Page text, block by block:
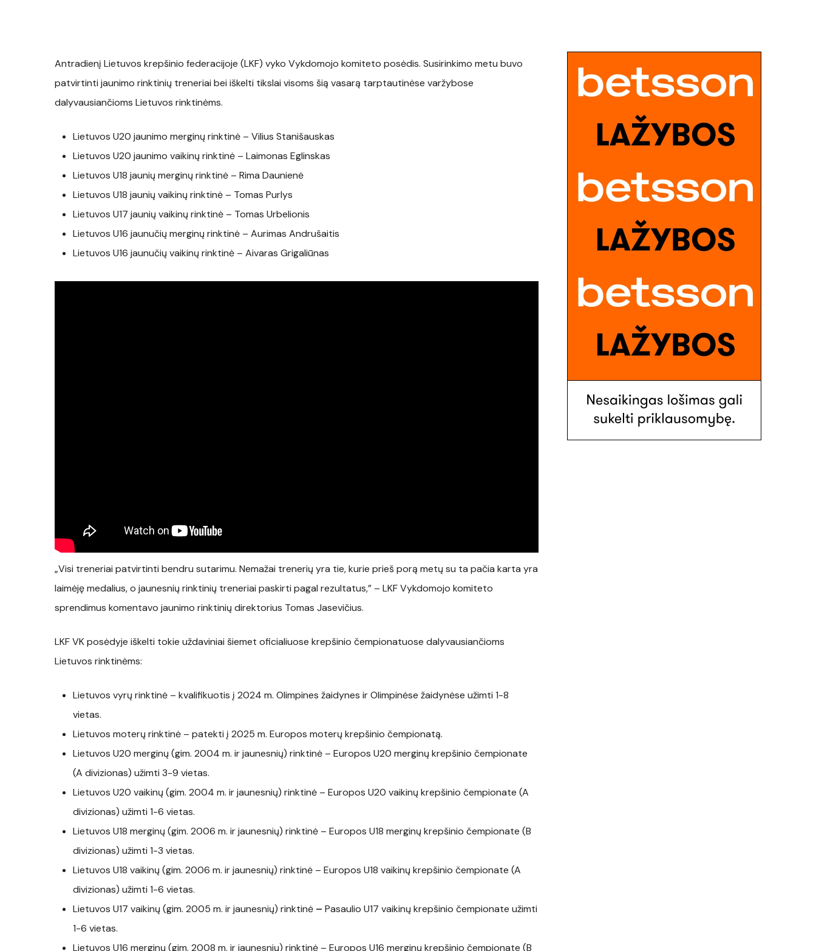
Antradienį Lietuvos krepšinio federacijoje (LKF) vyko Vykdomojo komiteto posėdis. Susirinkimo metu buvo
patvirtinti jaunimo rinktinių treneriai bei iškelti tikslai visoms šią vasarą tarptautinėse varžybose
dalyvausiančioms Lietuvos rinktinėms.
Lietuvos U20 jaunimo merginų rinktinė – Vilius Stanišauskas
Lietuvos U20 jaunimo vaikinų rinktinė – Laimonas Eglinskas
Lietuvos U18 jaunių merginų rinktinė – Rima Daunienė
Lietuvos U18 jaunių vaikinų rinktinė – Tomas Purlys
Lietuvos U17 jaunių vaikinų rinktinė – Tomas Urbelionis
Lietuvos U16 jaunučių merginų rinktinė – Aurimas Andrušaitis
Lietuvos U16 jaunučių vaikinų rinktinė – Aivaras Grigaliūnas
„Visi treneriai patvirtinti bendru sutarimu. Nemažai trenerių yra tie, kurie prieš porą metų su ta pačia karta yra
laimėję medalius, o jaunesnių rinktinių treneriai paskirti pagal rezultatus,” – LKF Vykdomojo komiteto
sprendimus komentavo jaunimo rinktinių direktorius Tomas Jasevičius.
LKF VK posėdyje iškelti tokie uždaviniai šiemet oficialiuose krepšinio čempionatuose dalyvausiančioms
Lietuvos rinktinėms:
Lietuvos vyrų rinktinė – kvalifikuotis į 2024 m. Olimpines žaidynes ir Olimpinėse žaidynėse užimti 1-8
vietas.
Lietuvos moterų rinktinė – patekti į 2025 m. Europos moterų krepšinio čempionatą.
Lietuvos U20 merginų (gim. 2004 m. ir jaunesnių) rinktinė – Europos U20 merginų krepšinio čempionate
(A divizionas) užimti 3-9 vietas.
Lietuvos U20 vaikinų (gim. 2004 m. ir jaunesnių) rinktinė – Europos U20 vaikinų krepšinio čempionate (A
divizionas) užimti 1-6 vietas.
Lietuvos U18 merginų (gim. 2006 m. ir jaunesnių) rinktinė – Europos U18 merginų krepšinio čempionate (B
divizionas) užimti 1-3 vietas.
Lietuvos U18 vaikinų (gim. 2006 m. ir jaunesnių) rinktinė – Europos U18 vaikinų krepšinio čempionate (A
divizionas) užimti 1-6 vietas.
Lietuvos U17 vaikinų (gim. 2005 m. ir jaunesnių) rinktinė – Pasaulio U17 vaikinų krepšinio čempionate užimti
1-6 vietas.
Lietuvos U16 merginų (gim. 2008 m. ir jaunesnių) rinktinė – Europos U16 merginų krepšinio čempionate (B